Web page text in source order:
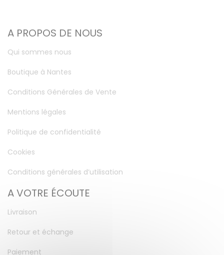
A PROPOS DE NOUS
Qui sommes nous
Boutique à Nantes
Conditions Générales de Vente
Mentions légales
Politique de confidentialité
Cookies
Conditions générales d’utilisation
A VOTRE ÉCOUTE
Livraison
Retour et échange
Paiement